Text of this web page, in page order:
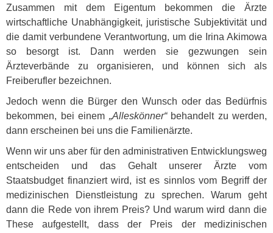
Zusammen mit dem Eigentum bekommen die Ärzte
wirtschaftliche Unabhängigkeit, juristische Subjektivität und
die damit verbundene Verantwortung, um die Irina Akimowa
so besorgt ist. Dann werden sie gezwungen sein
Ärzteverbände zu organisieren, und können sich als
Freiberufler bezeichnen.
Jedoch wenn die Bürger den Wunsch oder das Bedürfnis
bekommen, bei einem „Alleskönner“behandelt zu werden,
dann erscheinen bei uns die Familienärzte.
Wenn wir uns aber für den administrativen Entwicklungsweg
entscheiden und das Gehalt unserer Ärzte vom
Staatsbudget finanziert wird, ist es sinnlos vom Begriff der
medizinischen Dienstleistung zu sprechen. Warum geht
dann die Rede von ihrem Preis? Und warum wird dann die
These aufgestellt, dass der Preis der medizinischen